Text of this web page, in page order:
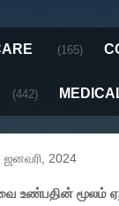
(165)
(442)
2024
உண்பதின் மூலம்